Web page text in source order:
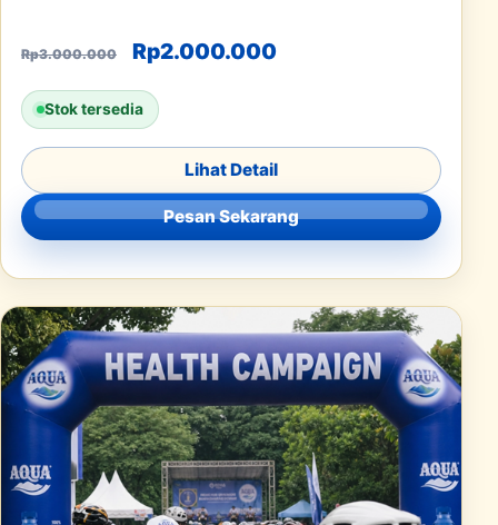
Rp3.000.000 Harga aslinya adalah:
Rp2.000.000Harga saat ini
Stok tersedia
Lihat Detail
Pesan Sekarang